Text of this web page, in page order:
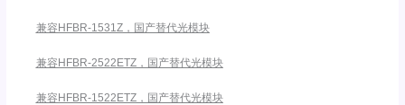
兼容HFBR-1531Z，国产替代光模块
兼容HFBR-2522ETZ，国产替代光模块
兼容HFBR-1522ETZ，国产替代光模块